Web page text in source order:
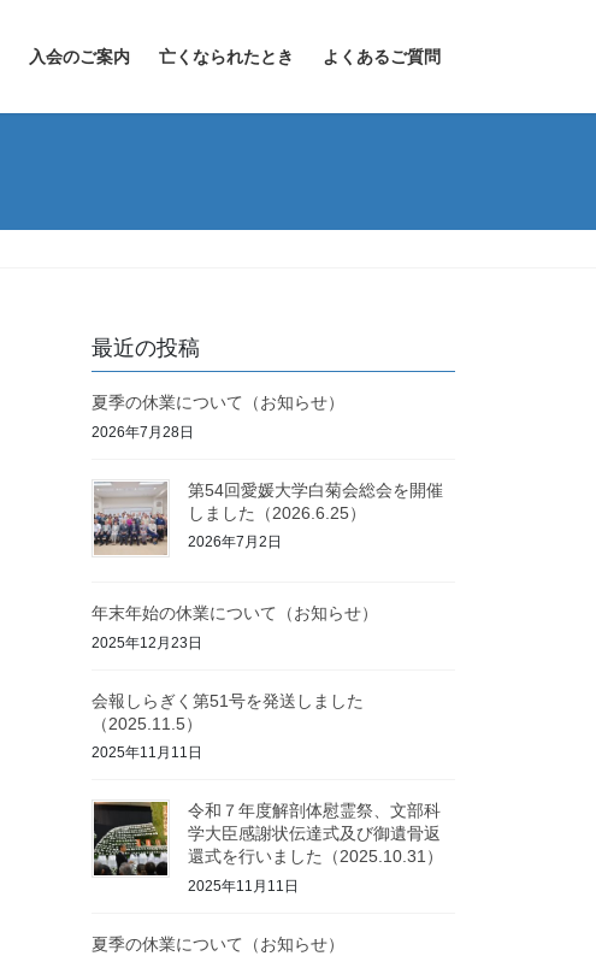
入会のご案内 亡くなられたとき よくあるご質問
最近の投稿
夏季の休業について（お知らせ）
2026年7月28日
第54回愛媛大学白菊会総会を開催
しました（2026.6.25）
2026年7月2日
年末年始の休業について（お知らせ）
2025年12月23日
会報しらぎく第51号を発送しました
（2025.11.5）
2025年11月11日
令和７年度解剖体慰霊祭、文部科
学大臣感謝状伝達式及び御遺骨返
還式を行いました（2025.10.31）
2025年11月11日
夏季の休業について（お知らせ）